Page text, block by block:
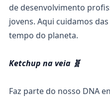
de desenvolvimento
jovens. Aqui cuidamos
tempo do planeta.
Ketchup na veia 🧬
Faz parte do nosso DNA